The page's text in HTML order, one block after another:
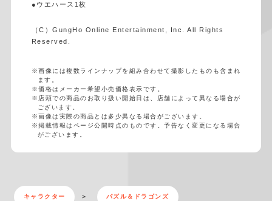
●ウエハース1枚
（C）GungHo Online Entertainment, Inc. All Rights
Reserved.
※画像には複数ラインナップを組み合わせて撮影したものも含まれ
ます。
※価格はメーカー希望小売価格表示です。
※店頭での商品のお取り扱い開始日は、店舗によって異なる場合が
ございます。
※画像は実際の商品とは多少異なる場合がございます。
※掲載情報はページ公開時点のものです。予告なく変更になる場合
がございます。
キャラクター パズル＆ドラゴンズ